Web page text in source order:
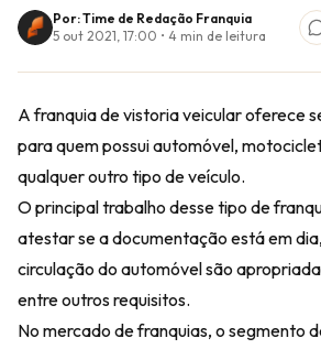
Por: Time de Redação Franquia
5 out 2021, 17:00 • 4 min de leitura
A franquia de vistoria veicular oferece
para quem possui automóvel,
qualquer outro tipo de veículo.
O principal trabalho desse tipo de
atestar se a documentação está em
circulação do automóvel são
entre outros requisitos.
No mercado de franquias, o segmento